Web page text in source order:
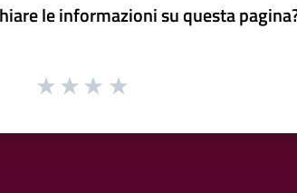
le informazioni su questa